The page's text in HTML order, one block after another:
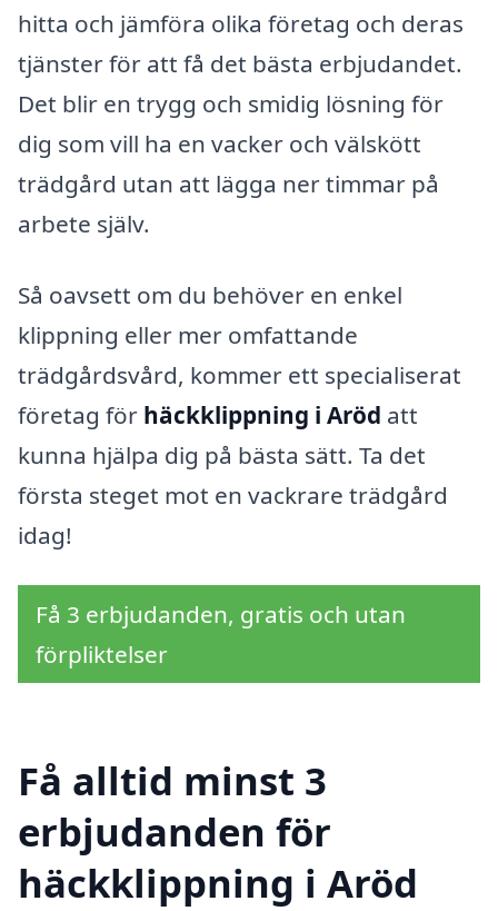
hitta och jämföra olika företag och deras
tjänster för att få det bästa erbjudandet.
Det blir en trygg och smidig lösning för
dig som vill ha en vacker och välskött
trädgård utan att lägga ner timmar på
arbete själv.
Så oavsett om du behöver en enkel
klippning eller mer omfattande
trädgårdsvård, kommer ett specialiserat
företag för häckklippning i Aröd att
kunna hjälpa dig på bästa sätt. Ta det
första steget mot en vackrare trädgård
idag!
Få 3 erbjudanden, gratis och utan
förpliktelser
Få alltid minst 3
erbjudanden för
häckklippning i Aröd